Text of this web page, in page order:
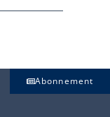
Abonnement